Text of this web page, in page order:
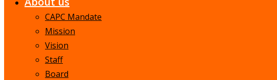
CAPC Mandate
Mission
Vision
Staff
Board